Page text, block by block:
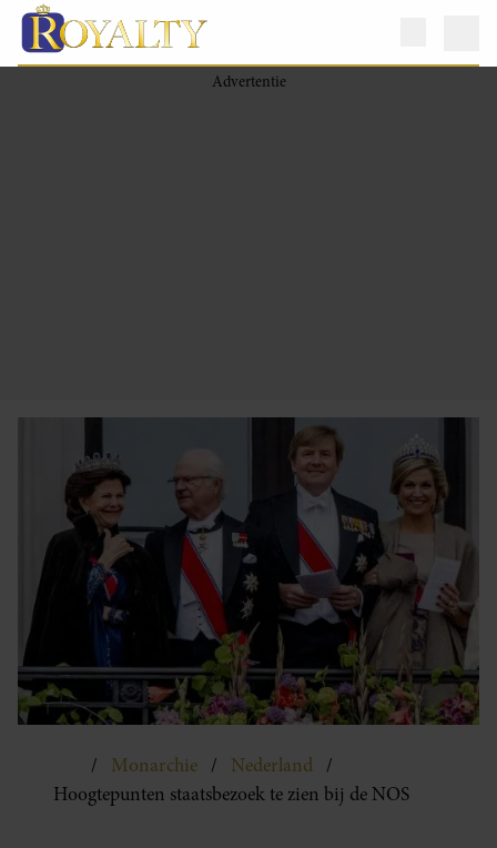
Monarchie
Nederland
Hoogtepunten staatsbezoek te zien bij de NOS